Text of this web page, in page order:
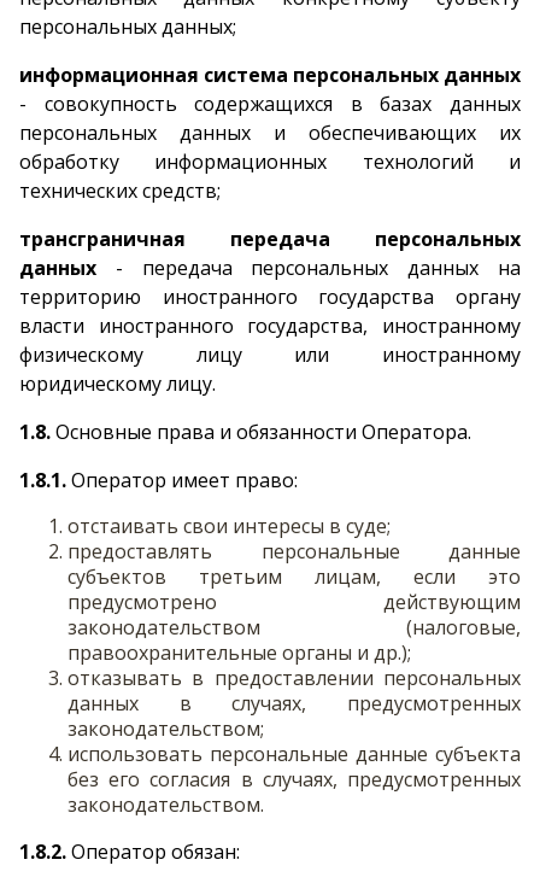
персональных данных;
информационная система персональных данных
- совокупность содержащихся в базах данных
персональных данных и обеспечивающих их
обработку информационных технологий и
технических средств;
трансграничная передача персональных
данных - передача персональных данных на
территорию иностранного государства органу
власти иностранного государства, иностранному
физическому лицу или иностранному
юридическому лицу.
1.8.Основные права и обязанности Оператора.
1.8.1.Оператор имеет право:
отстаивать свои интересы в суде;
предоставлять персональные данные
субъектов третьим лицам, если это
предусмотрено действующим
законодательством (налоговые,
правоохранительные органы и др.);
отказывать в предоставлении персональных
данных в случаях, предусмотренных
законодательством;
использовать персональные данные субъекта
без его согласия в случаях, предусмотренных
законодательством.
1.8.2.Оператор обязан: